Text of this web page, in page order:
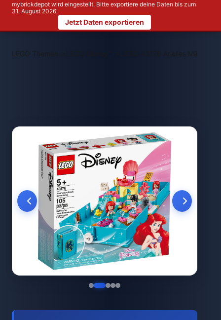
mybrickdepot wird eingestellt. Bitte exportiere deine Daten bis zum
31. August 2026.
Jetzt Daten exportieren
LEGO Themen > LEGO 43176 Arielles